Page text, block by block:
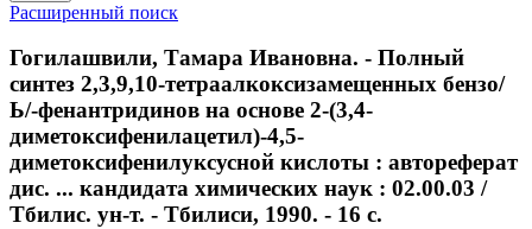
Расширенный поиск
Гогилашвили, Тамара Ивановна. - Полный
синтез 2,3,9,10-тетраалкоксизамещенных бензо/
Ь/-фенантридинов на основе 2-(3,4-
диметоксифенилацетил)-4,5-
диметоксифенилуксусной кислоты : автореферат
дис. ... кандидата химических наук : 02.00.03 /
Тбилис. ун-т. - Тбилиси, 1990. - 16 с.